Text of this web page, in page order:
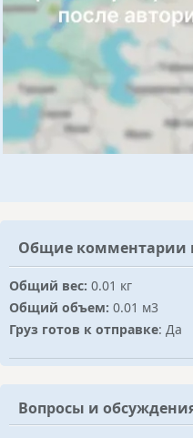
Общие комментарии
Общий вес: 0.01 кг
Общий объем: 0.01 м3
Груз готов к отправке: Да
Вопросы и